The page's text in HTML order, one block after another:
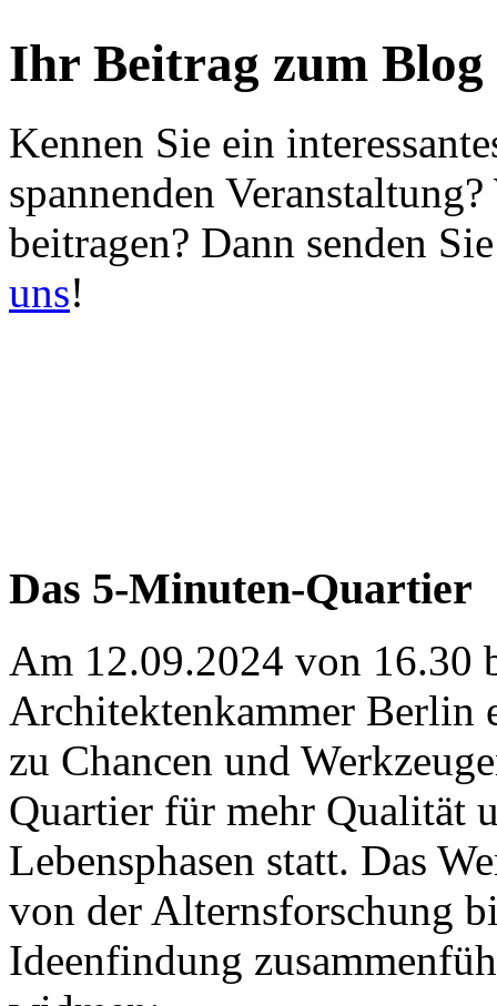
Ihr Beitrag zum Blog
Kennen Sie ein
spannenden
beitragen? Dann senden
uns!
Das 5-Minuten-Quartier
Am 12.09.2024 von 16.30
Architektenkammer Berlin
zu Chancen und
Quartier für mehr Qualität
Lebensphasen statt. Das
von der Alternsforschung
Ideenfindung